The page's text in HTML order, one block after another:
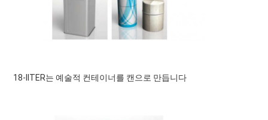
18-lITER는 예술적 컨테이너를 캔으로 만듭니다